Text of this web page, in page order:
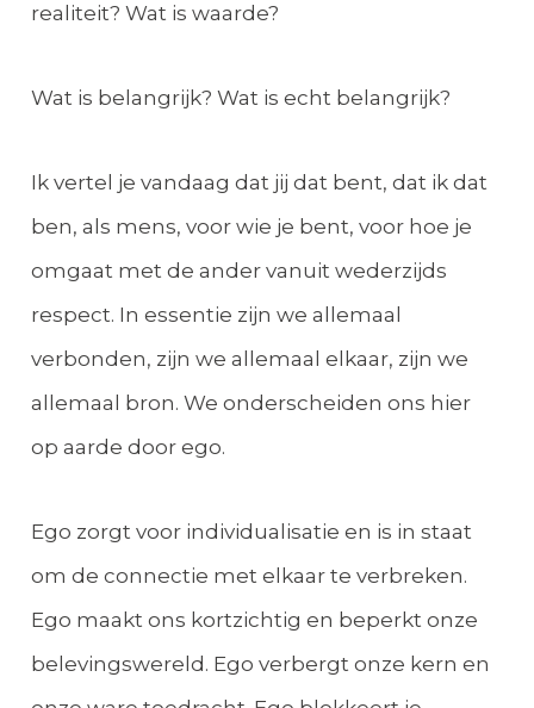
realiteit? Wat is waarde?
Wat is belangrijk? Wat is echt belangrijk?
Ik vertel je vandaag dat jij dat bent, dat ik dat
ben, als mens, voor wie je bent, voor hoe je
omgaat met de ander vanuit wederzijds
respect. In essentie zijn we allemaal
verbonden, zijn we allemaal elkaar, zijn we
allemaal bron. We onderscheiden ons hier
op aarde door ego.
Ego zorgt voor individualisatie en is in staat
om de connectie met elkaar te verbreken.
Ego maakt ons kortzichtig en beperkt onze
belevingswereld. Ego verbergt onze kern en